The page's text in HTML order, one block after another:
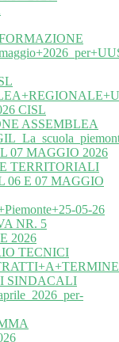
CISL
ASSEMBLEA
07 MAGGIO 2026
TERRITORIALI
06 E 07 MAGGIO
05-26
NR. 5
2026
TECNICI
SINDACALI